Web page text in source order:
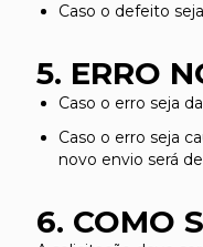
Caso o defeito
5. ERRO
Caso o erro seja
Caso o erro seja
novo envio será
6. COMO